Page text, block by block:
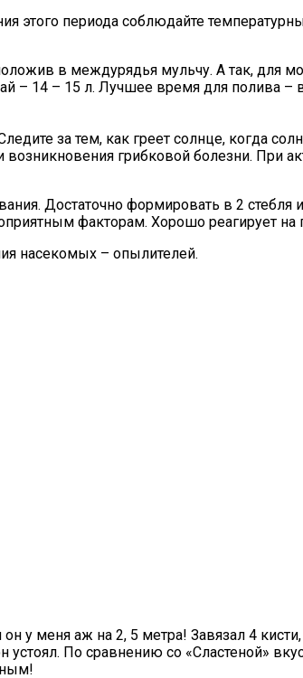
этого периода соблюдайте
в междурядья мульчу. А так, для
– 14 – 15 л. Лучшее время для полива –
за тем, как греет солнце, когда
грибковой болезни. При
Достаточно формировать в 2 стебля
факторам. Хорошо реагирует на
насекомых – опылителей.
у меня аж на 2, 5 метра! Завязал 4
По сравнению со «Сластеной»